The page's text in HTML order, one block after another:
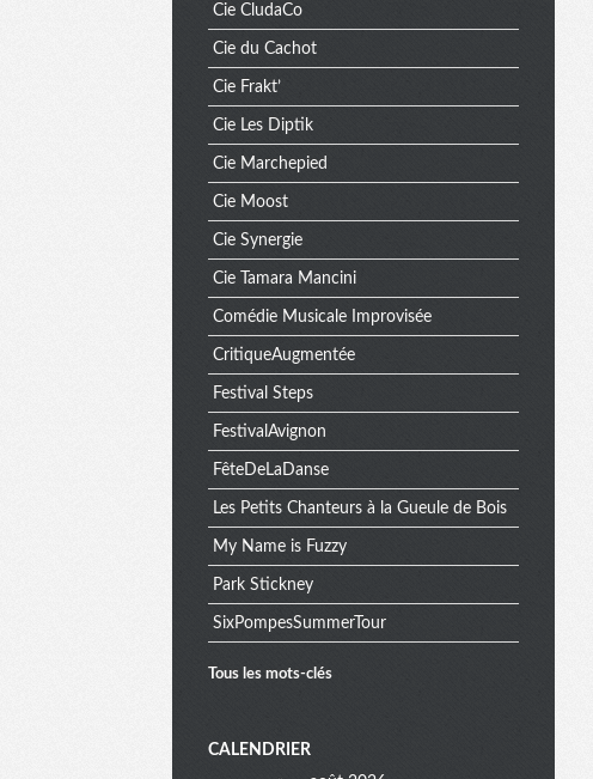
Cie CludaCo
Cie du Cachot
Cie Frakt’
Cie Les Diptik
Cie Marchepied
Cie Moost
Cie Synergie
Cie Tamara Mancini
Comédie Musicale Improvisée
CritiqueAugmentée
Festival Steps
FestivalAvignon
FêteDeLaDanse
Les Petits Chanteurs à la Gueule de Bois
My Name is Fuzzy
Park Stickney
SixPompesSummerTour
Tous les mots-clés
M
CALENDRIER